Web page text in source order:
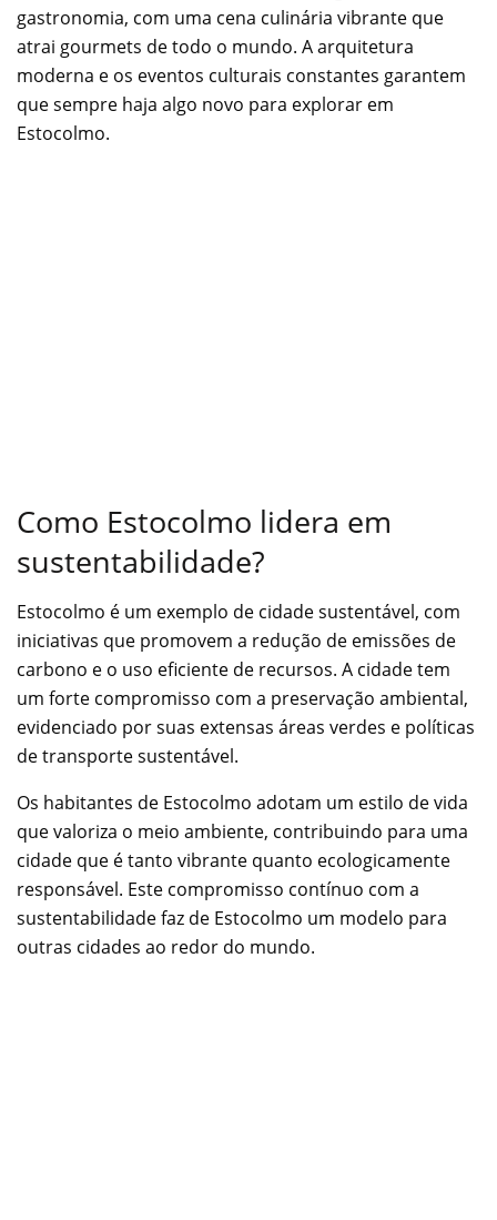
gastronomia, com uma cena culinária vibrante que
atrai gourmets de todo o mundo. A arquitetura
moderna e os eventos culturais constantes garantem
que sempre haja algo novo para explorar em
Estocolmo.
Como Estocolmo lidera em
sustentabilidade?
Estocolmo é um exemplo de cidade sustentável, com
iniciativas que promovem a redução de emissões de
carbono e o uso eficiente de recursos. A cidade tem
um forte compromisso com a preservação ambiental,
evidenciado por suas extensas áreas verdes e políticas
de transporte sustentável.
Os habitantes de Estocolmo adotam um estilo de vida
que valoriza o meio ambiente, contribuindo para uma
cidade que é tanto vibrante quanto ecologicamente
responsável. Este compromisso contínuo com a
sustentabilidade faz de Estocolmo um modelo para
outras cidades ao redor do mundo.